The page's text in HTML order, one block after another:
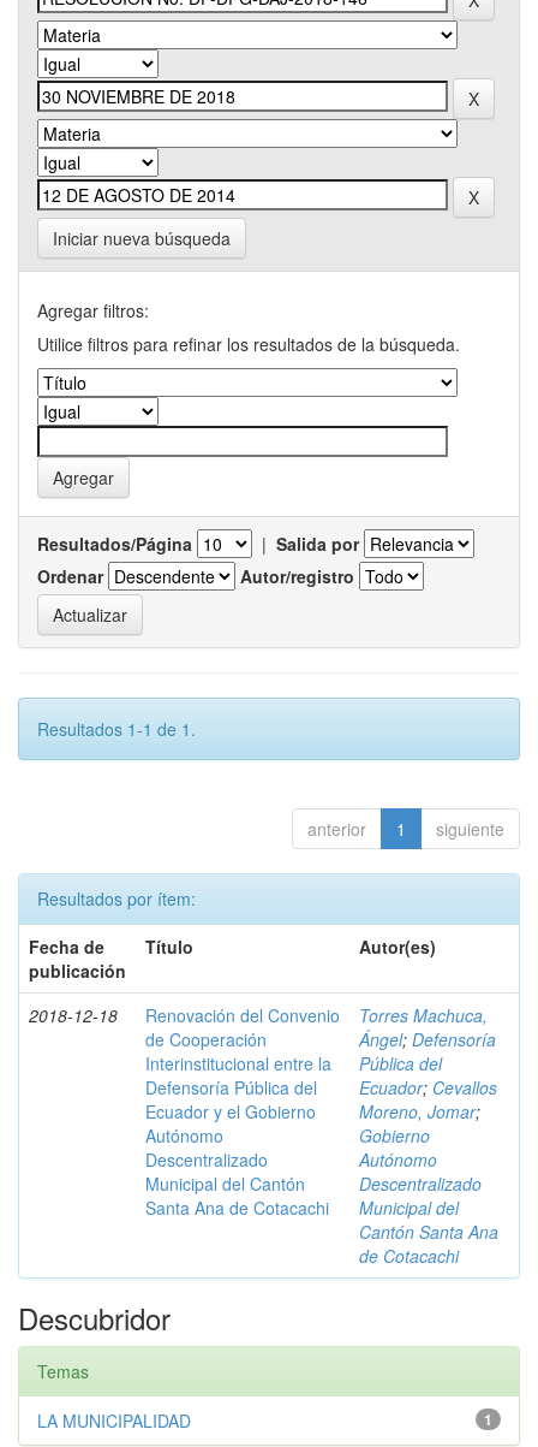
Iniciar nueva búsqueda
Agregar filtros:
Utilice filtros para refinar los resultados de la búsqueda.
Resultados/Página | Salida por
Ordenar
Autor/registro
Resultados 1-1 de 1.
anterior 1 siguiente
Resultados por ítem:
Fecha de
publicación
Título Autor(es)
2018-12-18
Renovación del Convenio
de Cooperación
Interinstitucional entre la
Defensoría Pública del
Ecuador y el Gobierno
Autónomo
Descentralizado
Municipal del Cantón
Santa Ana de Cotacachi
Torres Machuca,
Ángel; Defensoría
Pública del
Ecuador; Cevallos
Moreno, Jomar;
Gobierno
Autónomo
Descentralizado
Municipal del
Cantón Santa Ana
de Cotacachi
Descubridor
Temas
1
LA MUNICIPALIDAD